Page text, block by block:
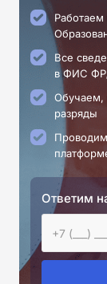
Все
в ФИС
Обучаем,
разряды
Ответим